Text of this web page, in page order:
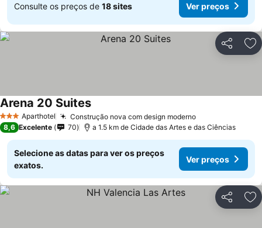
Consulte os preços de 18 sites Ver preços
Partilhar
3 EstrelasAparthotel Construção nova com design moderno
Arena 20 Suites
8,6 Excelente 70 a 1.5 km de Cidade das Artes e das Ciências
Selecione as datas para ver os preços
exatos.
Ver preços
Partilhar